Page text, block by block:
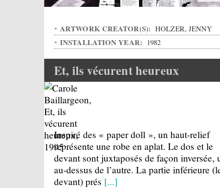
ARTWORK CREATOR(S): HOLZER, JENNY
INSTALLATION YEAR: 1982
Et, ils vécurent heureux
Inspiré des « paper doll », un haut-relief
représente une robe en aplat. Le dos et le
devant sont juxtaposés de façon inversée,
au-dessus de l’autre. La partie inférieure
devant) prés [...]